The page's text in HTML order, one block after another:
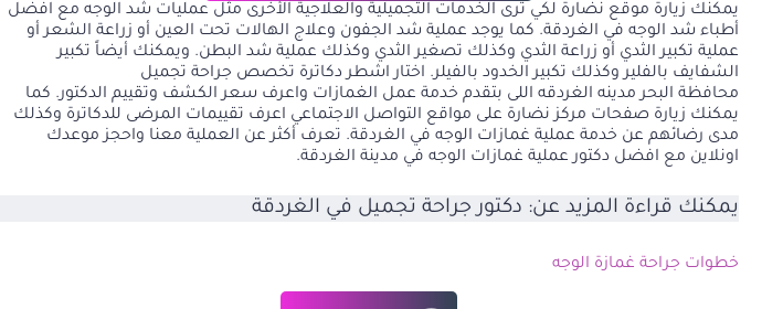
يمكنك زيارة موقع نضارة لكي ترى الخدمات التجميلية والعلاجية الأخرى مثل عمليات شد الوجه مع افضل
أطباء شد الوجه في الغردقة. كما يوجد عملية شد الجفون وعلاج الهالات تحت العين أو زراعة الشعرأو
عملية تكبير الثدي أو زراعة الثدي وكذلك تصغير الثدي وكذلك عملية شد البطن. ويمكنك أيضاً تكبير
الشفايف بالفليروكذلك تكبير الخدود بالفيلر. اختار اشطر دكاترة تخصص جراحة تجميل
محافظة البحر مدينه الغردقه اللى بتقدم خدمة عمل الغمازات واعرف سعر الكشف وتقييم الدكتور. كما
يمكنك زيارة صفحات مركز نضارة على مواقع التواصل الاجتماعي اعرف تقييمات المرضى للدكاترة وكذلك
مدى رضائهم عن خدمة عملية غمازات الوجه في الغردقة. تعرف أكثر عن العملية معنا واحجز موعدك
اونلاين مع افضل دكتور عملية غمازات الوجه في مدينة الغردقة.
يمكنك قراءة المزيد عن: دكتور جراحة تجميل في الغردقة
خطوات جراحة غمازة الوجه